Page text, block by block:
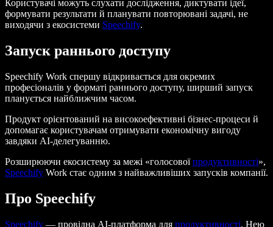
Користувачі можуть слухати дослідження, диктувати ідеї,
формувати результати й планувати повторювані задачі, не
виходячи з екосистеми Speechify.
Запуск раннього доступу
Speechify Work спершу відкривається для окремих
професіоналів у форматі раннього доступу, ширший запуск
планується найближчим часом.
Продукт орієнтований на високоефективні бізнес-процеси й
допомагає користувачам отримувати економічну вигоду
завдяки AI-делегуванню.
Розширюючи екосистему за межі «голосовоїпродуктивності»,
Speechify Work стає одним з найважливіших запусків компанії.
Про Speechify
Speechify — провідна AI-платформа для продуктивності. Нею